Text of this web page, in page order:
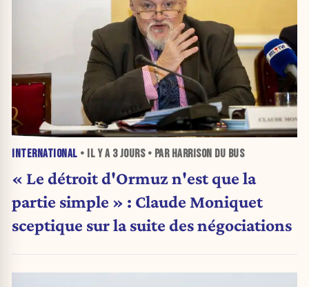
INTERNATIONAL • IL Y A 3 JOURS• PAR HARRISON DU BUS
« Le détroit d'Ormuz n'est que la
partie simple » : Claude Moniquet
sceptique sur la suite des négociations